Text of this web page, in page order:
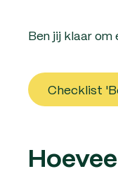
Ben jij klaar om
Checklist